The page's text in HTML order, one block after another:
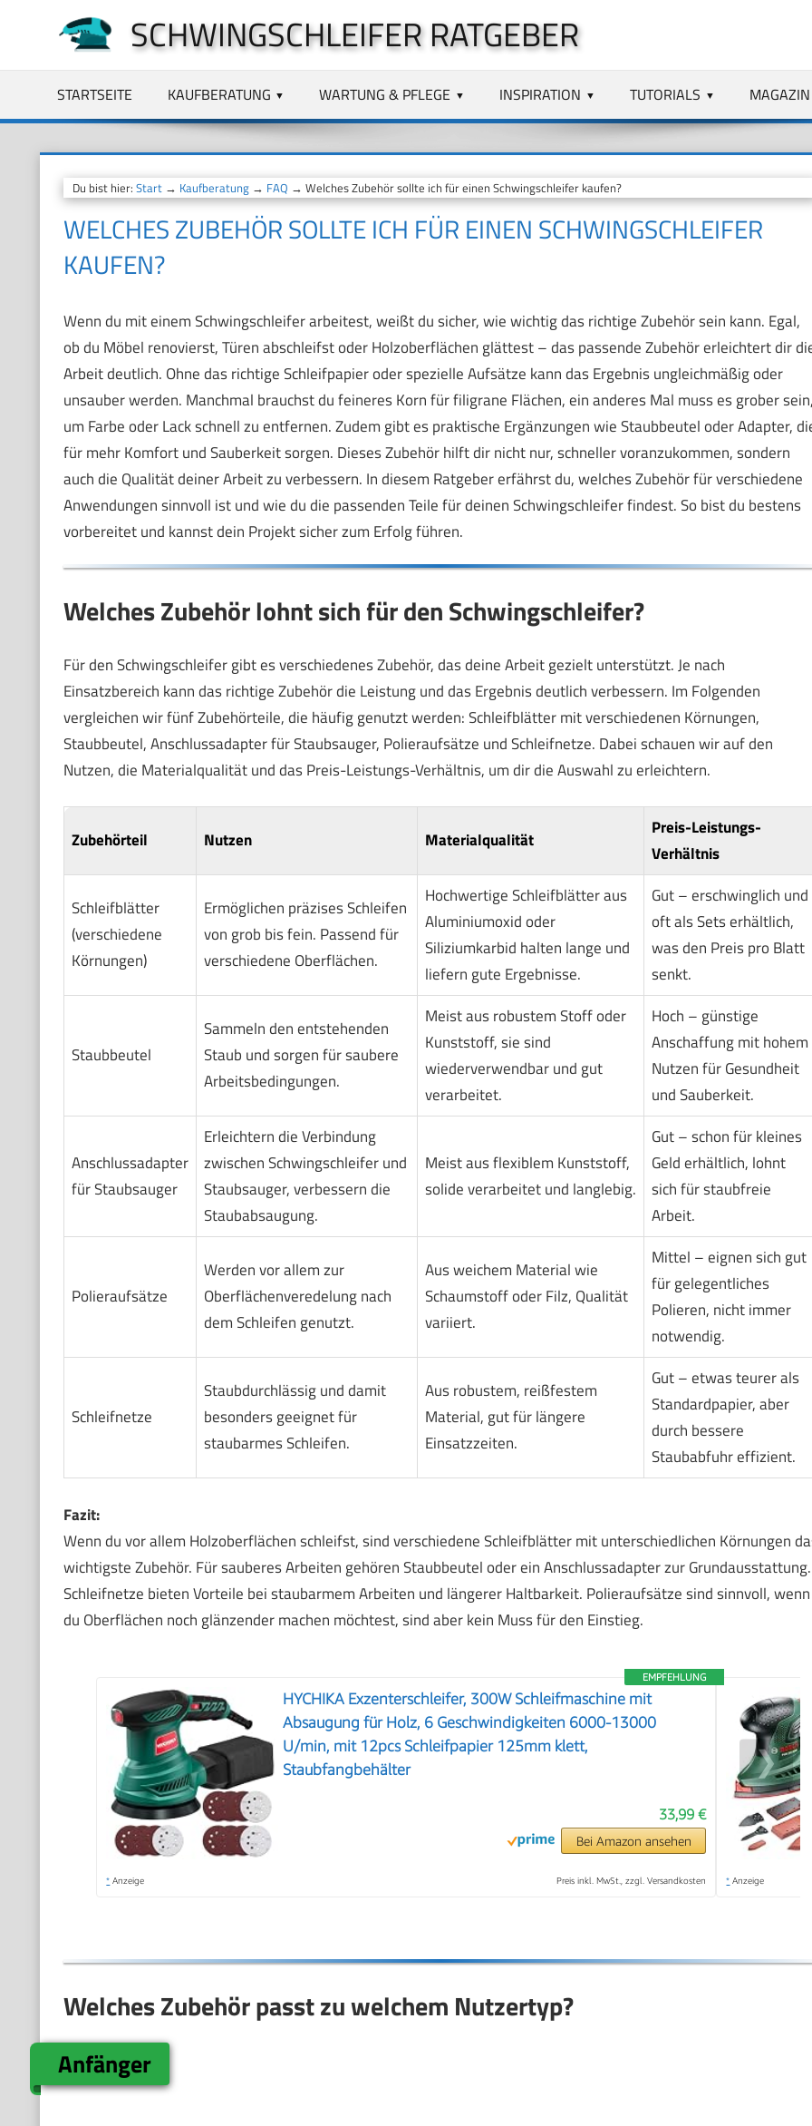
springen
SCHWINGSCHLEIFER RATGEBER
STARTSEITE KAUFBERATUNG WARTUNG & PFLEGE INSPIRATION TUTORIALS MAGAZIN
Du bist hier: Start→ Kaufberatung→ FAQ → Welches Zubehör sollte ich für einen Schwingschleifer kaufen?
WELCHES ZUBEHÖR SOLLTE ICH FÜR EINEN SCHWINGSCHLEIFER
KAUFEN?
Wenn du mit einem Schwingschleifer arbeitest, weißt du sicher, wie wichtig das richtige Zubehör sein kann. Egal,
ob du Möbel renovierst, Türen abschleifst oder Holzoberflächen glättest – das passende Zubehör erleichtert dir
Arbeit deutlich. Ohne das richtige Schleifpapier oder spezielle Aufsätze kann das Ergebnis ungleichmäßig oder
unsauber werden. Manchmal brauchst du feineres Korn für filigrane Flächen, ein anderes Mal muss es grober
um Farbe oder Lack schnell zu entfernen. Zudem gibt es praktische Ergänzungen wie Staubbeutel oder Adapter,
für mehr Komfort und Sauberkeit sorgen. Dieses Zubehör hilft dir nicht nur, schneller voranzukommen, sondern
auch die Qualität deiner Arbeit zu verbessern. In diesem Ratgeber erfährst du, welches Zubehör für verschiedene
Anwendungen sinnvoll ist und wie du die passenden Teile für deinen Schwingschleifer findest. So bist du bestens
vorbereitet und kannst dein Projekt sicher zum Erfolg führen.
Welches Zubehör lohnt sich für den Schwingschleifer?
Für den Schwingschleifer gibt es verschiedenes Zubehör, das deine Arbeit gezielt unterstützt. Je nach
Einsatzbereich kann das richtige Zubehör die Leistung und das Ergebnis deutlich verbessern. Im Folgenden
vergleichen wir fünf Zubehörteile, die häufig genutzt werden: Schleifblätter mit verschiedenen Körnungen,
Staubbeutel, Anschlussadapter für Staubsauger, Polieraufsätze und Schleifnetze. Dabei schauen wir auf den
Nutzen, die Materialqualität und das Preis-Leistungs-Verhältnis, um dir die Auswahl zu erleichtern.
Zubehörteil Nutzen Materialqualität
Preis-Leistungs-
Verhältnis
Schleifblätter
(verschiedene
Körnungen)
Ermöglichen präzises Schleifen
von grob bis fein. Passend für
verschiedene Oberflächen.
Hochwertige Schleifblätter aus
Aluminiumoxid oder
Siliziumkarbid halten lange und
liefern gute Ergebnisse.
Gut – erschwinglich und
oft als Sets erhältlich,
was den Preis pro Blatt
senkt.
Staubbeutel
Sammeln den entstehenden
Staub und sorgen für saubere
Arbeitsbedingungen.
Meist aus robustem Stoff oder
Kunststoff, sie sind
wiederverwendbar und gut
verarbeitet.
Hoch – günstige
Anschaffung mit hohem
Nutzen für Gesundheit
und Sauberkeit.
Anschlussadapter
für Staubsauger
Erleichtern die Verbindung
zwischen Schwingschleifer und
Staubsauger, verbessern die
Staubabsaugung.
Meist aus flexiblem Kunststoff,
solide verarbeitet und langlebig.
Gut – schon für kleines
Geld erhältlich, lohnt
sich für staubfreie
Arbeit.
Polieraufsätze
Werden vor allem zur
Oberflächenveredelung nach
dem Schleifen genutzt.
Aus weichem Material wie
Schaumstoff oder Filz, Qualität
variiert.
Mittel – eignen sich gut
für gelegentliches
Polieren, nicht immer
notwendig.
Schleifnetze
Staubdurchlässig und damit
besonders geeignet für
staubarmes Schleifen.
Aus robustem, reißfestem
Material, gut für längere
Einsatzzeiten.
Gut – etwas teurer als
Standardpapier, aber
durch bessere
Staubabfuhr effizient.
Fazit:
Wenn du vor allem Holzoberflächen schleifst, sind verschiedene Schleifblätter mit unterschiedlichen Körnungen
wichtigste Zubehör. Für sauberes Arbeiten gehören Staubbeutel oder ein Anschlussadapter zur Grundausstattung.
Schleifnetze bieten Vorteile bei staubarmem Arbeiten und längerer Haltbarkeit. Polieraufsätze sind sinnvoll, wenn
du Oberflächen noch glänzender machen möchtest, sind aber kein Muss für den Einstieg.
EMPFEHLUNG
HYCHIKA Exzenterschleifer, 300W Schleifmaschine mit
Absaugung für Holz, 6 Geschwindigkeiten 6000-13000
U/min, mit 12pcs Schleifpapier 125mm klett,
Staubfangbehälter
33,99 €
Bei Amazon ansehen
* Anzeige Preis inkl. MwSt., zzgl. Versandkosten * Anzeige
❯
Welches Zubehör passt zu welchem Nutzertyp?
Anfänger